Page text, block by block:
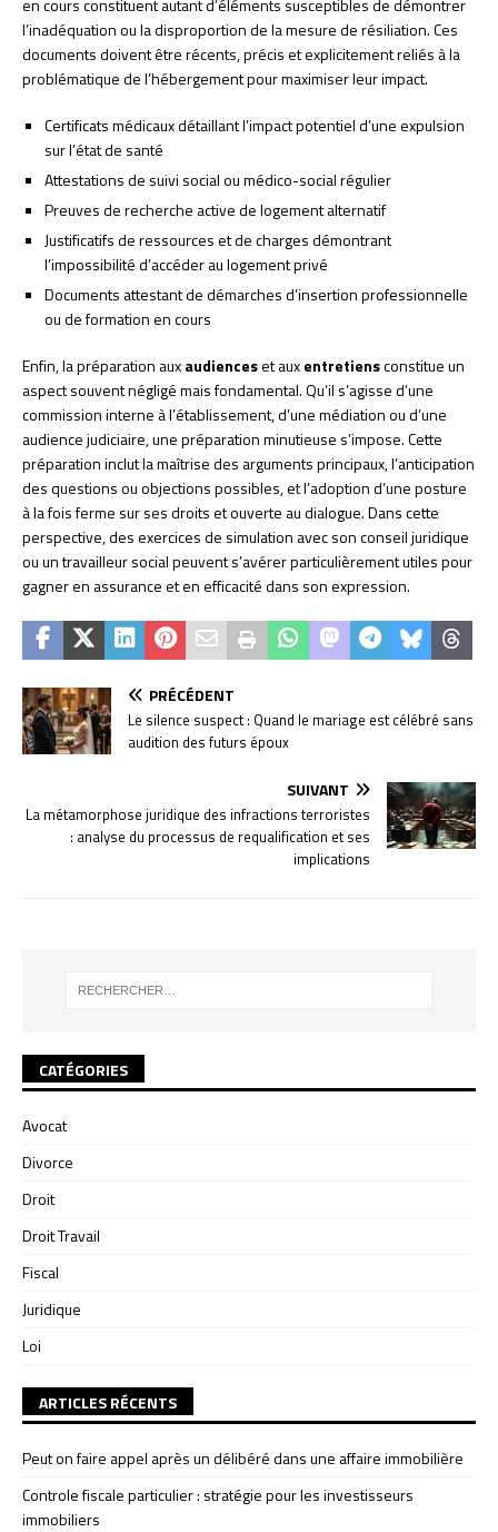
en cours constituent autant d’éléments susceptibles de démontrer
l’inadéquation ou la disproportion de la mesure de résiliation. Ces
documents doivent être récents, précis et explicitement reliés à la
problématique de l’hébergement pour maximiser leur impact.
Certificats médicaux détaillant l’impact potentiel d’une expulsion
sur l’état de santé
Attestations de suivi social ou médico-social régulier
Preuves de recherche active de logement alternatif
Justificatifs de ressources et de charges démontrant
l’impossibilité d’accéder au logement privé
Documents attestant de démarches d’insertion professionnelle
ou de formation en cours
Enfin, la préparation auxaudienceset auxentretiensconstitue un
aspect souvent négligé mais fondamental. Qu’il s’agisse d’une
commission interne à l’établissement, d’une médiation ou d’une
audience judiciaire, une préparation minutieuse s’impose. Cette
préparation inclut la maîtrise des arguments principaux, l’anticipation
des questions ou objections possibles, et l’adoption d’une posture
à la fois ferme sur ses droits et ouverte au dialogue. Dans cette
perspective, des exercices de simulation avec son conseil juridique
ou un travailleur social peuvent s’avérer particulièrement utiles pour
gagner en assurance et en efficacité dans son expression.
PRÉCÉDENT
Le silence suspect : Quand le mariage est célébré sans
audition des futurs époux
SUIVANT
La métamorphose juridique des infractions terroristes
: analyse du processus de requalification et ses
implications
CATÉGORIES
Avocat
Divorce
Droit
Droit Travail
Fiscal
Juridique
Loi
ARTICLES RÉCENTS
Peut on faire appel après un délibéré dans une affaire immobilière
Controle fiscale particulier : stratégie pour les investisseurs
immobiliers